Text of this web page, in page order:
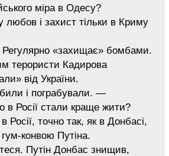
міра в Одесу?
любов і захист тільки в Криму
«захищає» бомбами.
терористи Кадирова
від України.
і пограбували. —
в Росії стали краще жити?
Росії, точно так, як в Донбасі,
гум-конвою Путіна.
Путін Донбас знищив,